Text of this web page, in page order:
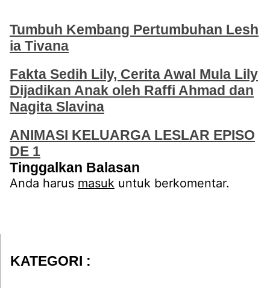
Tumbuh Kembang Pertumbuhan Lesh
ia Tivana
Fakta Sedih Lily, Cerita Awal Mula Lily
Dijadikan Anak oleh Raffi Ahmad dan
Nagita Slavina
ANIMASI KELUARGA LESLAR EPISO
DE 1
Tinggalkan Balasan
Anda harus masuk untuk berkomentar.
KATEGORI :